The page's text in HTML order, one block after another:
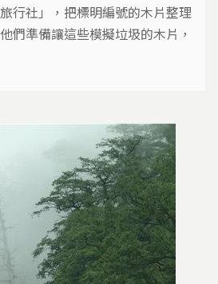
行社」，把標明編號的木片整理
們準備讓這些模擬垃圾的木片，
。